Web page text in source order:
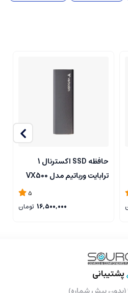
حافظه SSD اکسترنال 1
ترابایت ورباتیم مدل VX500
5
16,500,000 تومان
پشتیبانی